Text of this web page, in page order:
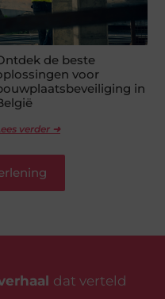
de beste
voor
in
verder ➜
dat verteld